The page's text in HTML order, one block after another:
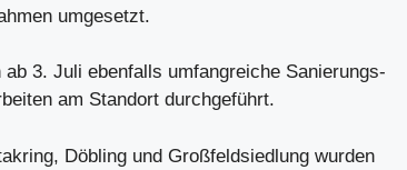
umgesetzt.
3. Juli ebenfalls umfangreiche Sanierungs-
am Standort durchgeführt.
Döbling und Großfeldsiedlung wurden